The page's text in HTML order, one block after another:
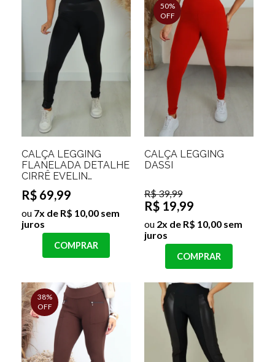
CALÇA LEGGING
FLANELADA DETALHE
CIRRÊ EVELIN
Tamanho:M;Cor:Preto
R$ 69,99
ou 7x de R$ 10,00 sem
juros
COMPRAR
50%
OFF
CALÇA LEGGING
DASSI
R$ 39,99
R$ 19,99
ou 2x de R$ 10,00 sem
juros
COMPRAR
38%
OFF